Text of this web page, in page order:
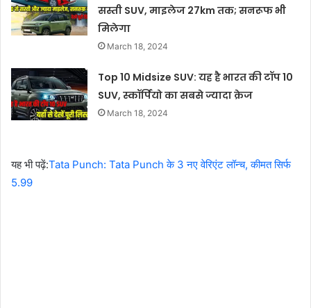
सस्ती SUV, माइलेज 27km तक; सनरूफ भी
मिलेगा
March 18, 2024
Top 10 Midsize SUV: यह है भारत की टॉप 10
SUV, स्कॉर्पियो का सबसे ज्यादा क्रेज
March 18, 2024
यह भी पढ़ें:Tata Punch: Tata Punch के 3 नए वेरिएंट लॉन्च, कीमत सिर्फ
5.99